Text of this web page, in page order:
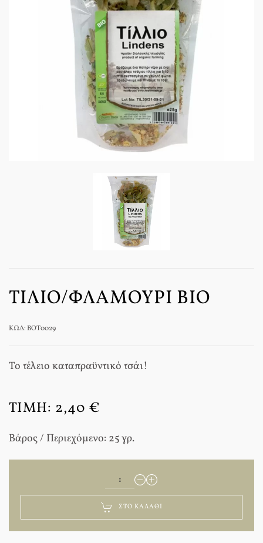
ΤΊΛΙΟ/ΦΛΑΜΟΎΡΙ BIO
ΚΩΔ: BOT0029
Το τέλειο καταπραϋντικό τσάι!
ΤΙΜΉ: 2,40 €
Βάρος / Περιεχόμενο: 25 γρ.
ΣΤΟ ΚΑΛΆΘΙ